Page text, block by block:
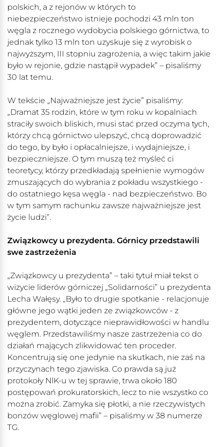
polskich, a z rejonów w których to
niebezpieczeństwo istnieje pochodzi 43 mln ton
węgla z rocznego wydobycia polskiego górnictwa, to
jednak tylko 13 mln ton uzyskuje się z wyrobisk o
najwyższym, III stopniu zagrożenia, a więc takim jakie
było w rejonie, gdzie nastąpił wypadek” – pisaliśmy
30 lat temu.
W tekście „Najważniejsze jest życie” pisaliśmy:
„Dramat 35 rodzin, które w tym roku w kopalniach
straciły swoich bliskich, musi stać przed oczyma tych,
którzy chcą górnictwo ulepszyć, chcą doprowadzić
do tego, by było i opłacalniejsze, i wydajniejsze, i
bezpieczniejsze. O tym muszą też myśleć ci
teoretycy, którzy przedkładają spełnienie wymogów
zmuszających do wybrania z pokładu wszystkiego -
do ostatniego kęsa węgla - nad bezpieczeństwo. Bo
w tym samym rachunku zawsze najważniejsze jest
życie ludzi”.
Związkowcy u prezydenta. Górnicy przedstawili
swe zastrzeżenia
„Związkowcy u prezydenta” – taki tytuł miał tekst o
wizycie liderów górniczej „Solidarności” u prezydenta
Lecha Wałęsy. „Było to drugie spotkanie - relacjonuje
główne jego wątki jeden ze związkowców - z
prezydentem, dotyczące nieprawidłowości w handlu
węglem. Przedstawiliśmy nasze zastrzeżenia co do
działań mających zlikwidować ten proceder.
Koncentrują się one jedynie na skutkach, nie zaś na
przyczynach tego zjawiska. Co prawda są już
protokoły NlK-u w tej sprawie, trwa około 180
postępowań prokuratorskich, lecz to nie wszystko co
można zrobić. Zamyka się płotki, a nie rzeczywistych
bonzów węglowej mafii” – pisaliśmy w 38 numerze
TG.